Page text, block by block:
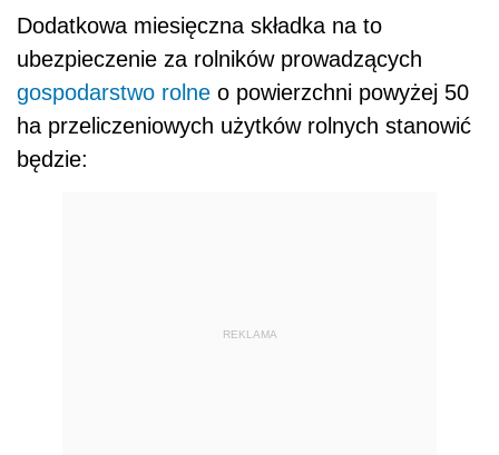
Dodatkowa miesięczna składka na to
ubezpieczenie za rolników prowadzących
gospodarstwo rolne o powierzchni powyżej 50
ha przeliczeniowych użytków rolnych stanowić
będzie:
REKLAMA